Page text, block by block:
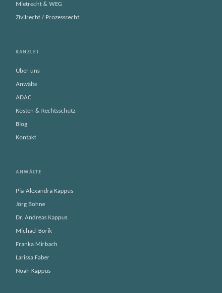
Mietrecht & WEG
Zivilrecht / Prozessrecht
KANZLEI
Über uns
Anwälte
ADAC
Kosten & Rechtsschutz
Blog
Kontakt
ANWÄLTE
Pia-Alexandra Kappus
Jörg Bohne
Dr. Andreas Kappus
Michael Borik
Franka Mirbach
Larissa Faber
Noah Kappus